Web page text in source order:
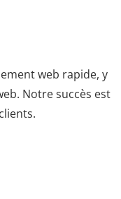
web rapide, y
Notre succès est